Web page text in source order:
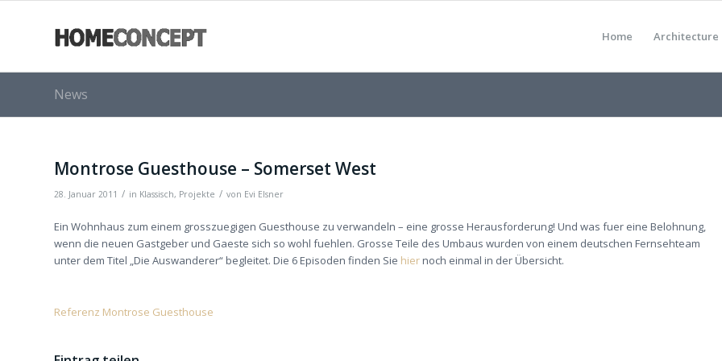
Home Architecture
News
Montrose Guesthouse – Somerset West
28. Januar 2011 / in Klassisch, Projekte / von Evi Elsner
Ein Wohnhaus zum einem grosszuegigen Guesthouse zu verwandeln – eine grosse Herausforderung! Und was fuer eine Belohnung,
wenn die neuen Gastgeber und Gaeste sich so wohl fuehlen. Grosse Teile des Umbaus wurden von einem deutschen Fernsehteam
unter dem Titel „Die Auswanderer“ begleitet. Die 6 Episoden finden Sie hiernoch einmal in der Übersicht.
Referenz Montrose Guesthouse